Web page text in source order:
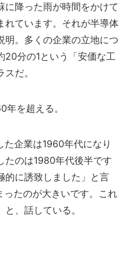
に降った雨が時間をかけて
れています。それが半導体
明。多くの企業の立地につ
20分の1という「安価な工
だ。
を超える。
企業は1960年代になり
たのは1980年代後半です
的に誘致しました」と言
ったのが大きいです。これ
、話している。